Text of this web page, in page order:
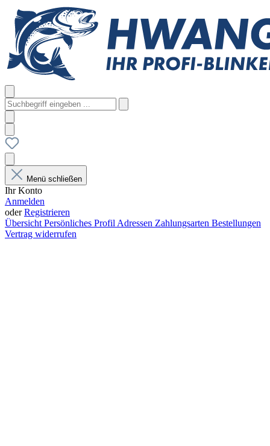
Menü schließen
Ihr Konto
Anmelden
oderRegistrieren
Übersicht Persönliches Profil Adressen Zahlungsarten Bestellungen
Vertrag widerrufen